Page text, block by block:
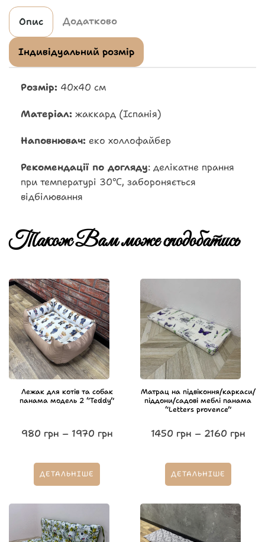
Опис Додатково
Індивідуальний розмір
Розмір: 40х40 см
Матеріал: жаккард (Іспанія)
Наповнювач: еко холлофайбер
Рекомендації по догляду: делікатне прання
при температурі 30℃, забороняється
відбілювання
Також Вам може сподобатись
Лежак для котів та собак
панама модель 2 “Teddy”
980 грн – 1970 грн
ДЕТАЛЬНІШЕ
Матрац на підвіконня/каркаси/
піддони/садові меблі панама
“Letters provence”
1450 грн – 2160 грн
ДЕТАЛЬНІШЕ